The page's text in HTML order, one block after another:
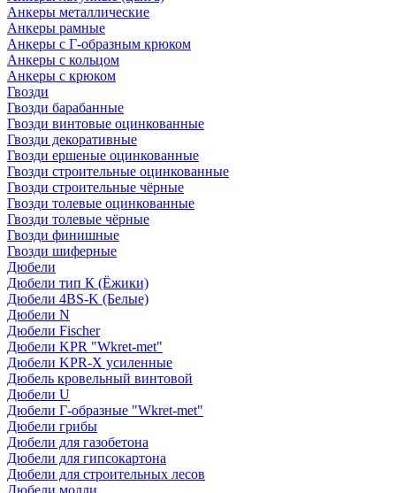
Анкеры металлические
Анкеры рамные
Анкеры с Г-образным крюком
Анкеры с кольцом
Анкеры с крюком
Гвозди
Гвозди барабанные
Гвозди винтовые оцинкованные
Гвозди декоративные
Гвозди ершеные оцинкованные
Гвозди строительные оцинкованные
Гвозди строительные чёрные
Гвозди толевые оцинкованные
Гвозди толевые чёрные
Гвозди финишные
Гвозди шиферные
Дюбели
Дюбели тип К (Ёжики)
Дюбели 4BS-K (Белые)
Дюбели N
Дюбели Fischer
Дюбели KPR "Wkret-met"
Дюбели KPR-Х усиленные
Дюбель кровельный винтовой
Дюбели U
Дюбели Г-образные "Wkret-met"
Дюбели грибы
Дюбели для газобетона
Дюбели для гипсокартона
Дюбели для строительных лесов
Дюбели молли